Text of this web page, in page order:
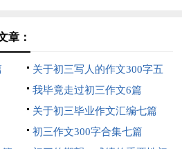
章：
关于初三写人的作文300字五
篇我毕竟走过初三作文6篇
关于初三毕业作文汇编七篇
初三作文300字合集七篇